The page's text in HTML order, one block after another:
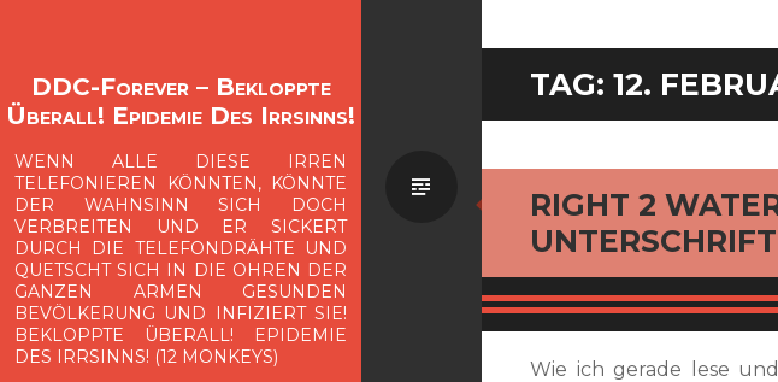
DDC-Forever – Bekloppte
Überall! Epidemie Des Irrsinns!
WENN ALLE DIESE IRREN
TELEFONIEREN KÖNNTEN, KÖNNTE
DER WAHNSINN SICH DOCH
VERBREITEN UND ER SICKERT
DURCH DIE TELEFONDRÄHTE UND
QUETSCHT SICH IN DIE OHREN DER
GANZEN ARMEN GESUNDEN
BEVÖLKERUNG UND INFIZIERT SIE!
BEKLOPPTE ÜBERALL! EPIDEMIE
DES IRRSINNS! (12 MONKEYS)
TAG: 12.
RIGHT 2
Standard
Wie ich gerade lese